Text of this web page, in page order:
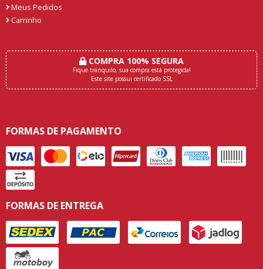
Meus Pedidos
Carrinho
COMPRA 100% SEGURA
Fique tranquilo, sua compra está protegida!
Este site possui certificado SSL
FORMAS DE PAGAMENTO
FORMAS DE ENTREGA